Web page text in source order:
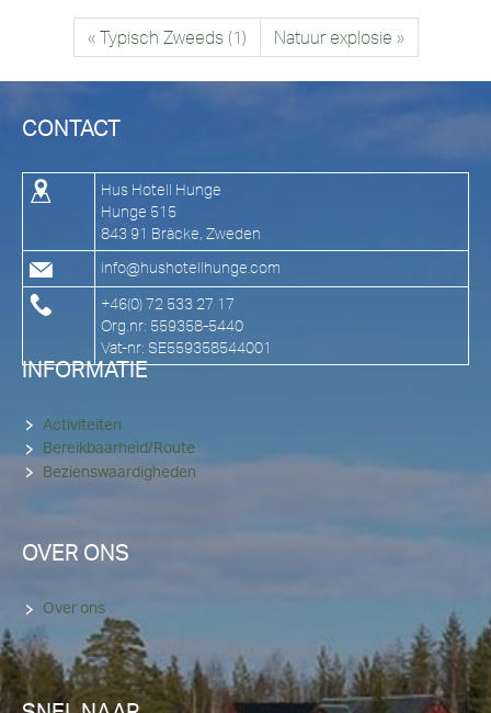
« Typisch Zweeds (1) Natuur explosie »
CONTACT
Hus Hotell Hunge
Hunge 515
843 91 Bräcke, Zweden
info@hushotellhunge.com
+46(0) 72 533 27 17
Org.nr: 559358-5440
Vat-nr: SE559358544001
INFORMATIE
Activiteiten
Bereikbaarheid/Route
Bezienswaardigheden
OVER ONS
Over ons